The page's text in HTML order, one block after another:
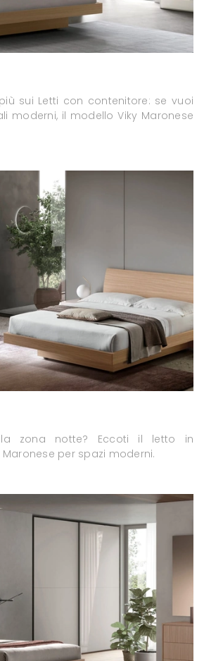
sui Letti con contenitore: se vuoi
moderni, il modello Viky Maronese
la zona notte? Eccoti il letto in
per spazi moderni.